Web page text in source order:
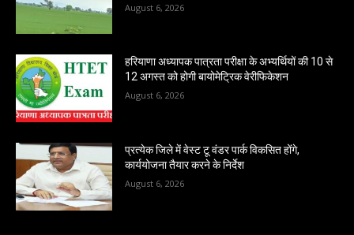
August 6, 2026
हरियाणा अध्यापक पात्रता परीक्षा के अभ्यर्थियों की 10 से
12 अगस्त को होगी बायोमेट्रिक वेरीफिकेशन
August 6, 2026
प्रत्येक जिले में वेस्ट टू वंडर पार्क विकसित होंगे,
कार्ययोजना तैयार करने के निर्देश
August 6, 2026